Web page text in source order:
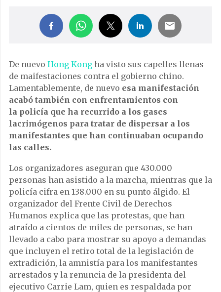
De nuevo Hong Kong ha visto sus capelles llenas
de maifestaciones contra el gobierno chino.
Lamentablemente, de nuevo esa manifestación
acabó también con enfrentamientos con
la policía que ha recurrido a los gases
lacrimógenos para tratar de dispersar a los
manifestantes que han continuaban ocupando
las calles.
Los organizadores aseguran que 430.000
personas han asistido a la marcha, mientras que la
policía cifra en 138.000 en su punto álgido. El
organizador del Frente Civil de Derechos
Humanos explica que las protestas, que han
atraído a cientos de miles de personas, se han
llevado a cabo para mostrar su apoyo a demandas
que incluyen el retiro total de la legislación de
extradición, la amnistía para los manifestantes
arrestados y la renuncia de la presidenta del
ejecutivo Carrie Lam, quien es respaldada por